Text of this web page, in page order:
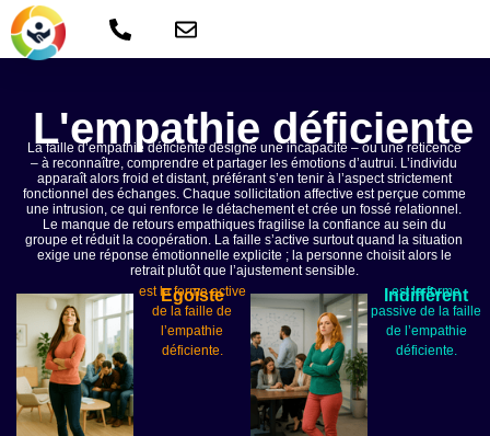
L'empathie déficiente
La faille d’empathie déficiente désigne une incapacité – ou une réticence
– à reconnaître, comprendre et partager les émotions d’autrui. L’individu
apparaît alors froid et distant, préférant s’en tenir à l’aspect strictement
fonctionnel des échanges. Chaque sollicitation affective est perçue comme
une intrusion, ce qui renforce le détachement et crée un fossé relationnel.
Le manque de retours empathiques fragilise la confiance au sein du
groupe et réduit la coopération. La faille s’active surtout quand la situation
exige une réponse émotionnelle explicite ; la personne choisit alors le
retrait plutôt que l’ajustement sensible.
Egoïste
est la forme active
de la faille de
l’empathie
déficiente.
Indifférent
est la forme
passive de la faille
de l’empathie
déficiente.